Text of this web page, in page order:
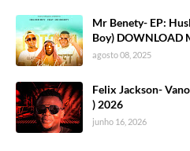
Mr Benety- EP:
Boy) DOWNLOAD
agosto 08, 2025
Felix Jackson-
) 2026
junho 16, 2026